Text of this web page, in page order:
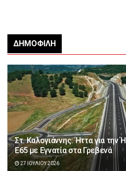
ΔΗΜΟΦΙΛΉ
Στ. Καλογιάννης: Ήττα για την
Ε65 με Εγνατία στα Γρεβενά
27 ΙΟΥΛΊΟΥ 2026